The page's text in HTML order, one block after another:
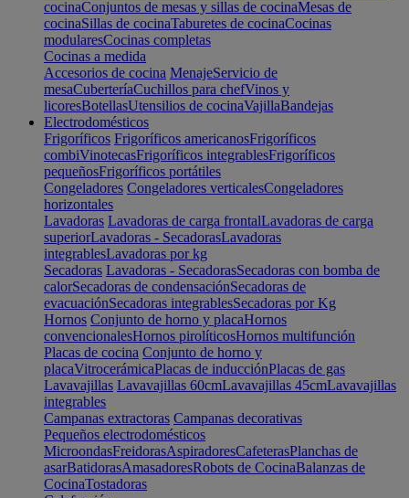
cocinaConjuntos de mesas y sillas de cocinaMesas de
cocinaSillas de cocinaTaburetes de cocinaCocinas
modularesCocinas completas
Cocinas a medida
Accesorios de cocina MenajeServicio de
mesaCuberteríaCuchillos para chefVinos y
licoresBotellasUtensilios de cocinaVajillaBandejas
Electrodomésticos
Frigoríficos Frigoríficos americanosFrigoríficos
combiVinotecasFrigoríficos integrablesFrigoríficos
pequeñosFrigoríficos portátiles
Congeladores Congeladores verticalesCongeladores
horizontales
Lavadoras Lavadoras de carga frontalLavadoras de carga
superiorLavadoras - SecadorasLavadoras
integrablesLavadoras por kg
Secadoras Lavadoras - SecadorasSecadoras con bomba de
calorSecadoras de condensaciónSecadoras de
evacuaciónSecadoras integrablesSecadoras por Kg
Hornos Conjunto de horno y placaHornos
convencionalesHornos pirolíticosHornos multifunción
Placas de cocina Conjunto de horno y
placaVitrocerámicaPlacas de inducciónPlacas de gas
Lavavajillas Lavavajillas 60cmLavavajillas 45cmLavavajillas
integrables
Campanas extractoras Campanas decorativas
Pequeños electrodomésticos
MicroondasFreidorasAspiradoresCafeterasPlanchas de
asarBatidorasAmasadoresRobots de CocinaBalanzas de
CocinaTostadoras